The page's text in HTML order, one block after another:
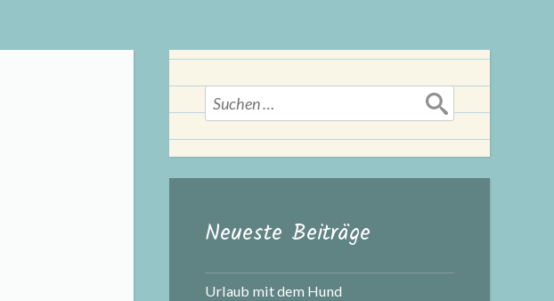
Suchen
nach:
Neueste Beiträge
Urlaub mit dem Hund